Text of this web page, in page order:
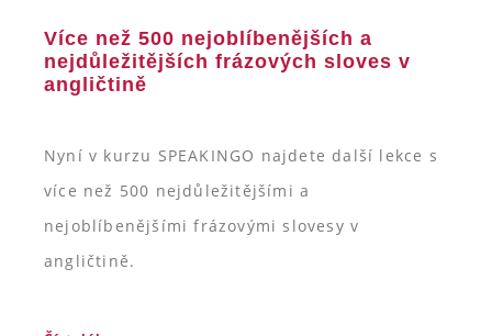
Více než 500 nejoblíbenějších a
nejdůležitějších frázových sloves v
angličtině
Nyní v kurzu SPEAKINGO najdete další lekce s
více než 500 nejdůležitějšími a
nejoblíbenějšími frázovými slovesy v
angličtině.